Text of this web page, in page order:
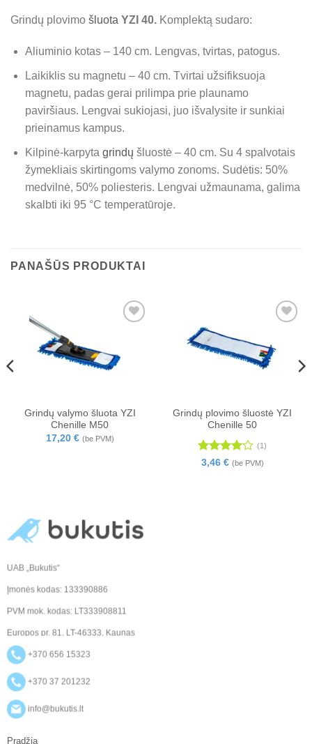
Grindų plovimo šluota YZI 40. Komplektą sudaro:
Aliuminio kotas – 140 cm. Lengvas, tvirtas, patogus.
Laikiklis su magnetu – 40 cm. Tvirtai užsifiksuoja
magnetu, padas gerai prilimpa prie plaunamo
paviršiaus. Lengvai sukiojasi, juo išvalysite ir sunkiai
prieinamus kampus.
Kilpinė-karpyta grindų šluostė – 40 cm. Su 4 spalvotais
žymekliais skirtingoms valymo zonoms. Sudėtis: 50%
medvilnė, 50% poliesteris. Lengvai užmaunama, galima
skalbti iki 95 °C temperatūroje.
PANAŠŪS PRODUKTAI
sąrašą
Grindų valymo šluota YZI
Chenille M50
17,20 € (be PVM)
prekių
sąrašą
Grindų plovimo šluostė YZI
Chenille 50
Įvertinimas:
(1)
3,46 € (be PVM)
UAB „Bukutis“
Įmonės kodas: 133390886
PVM mok. kodas: LT333908811
Europos pr. 81, LT-46333, Kaunas
+370 656 15323
+370 37 201232
info@bukutis.lt
Pradžia